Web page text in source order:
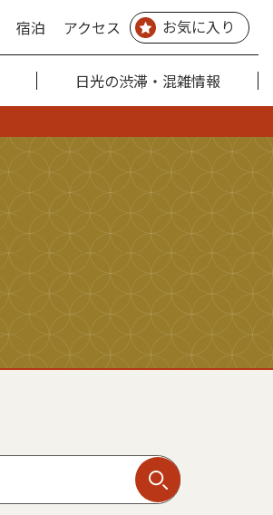
宿泊 アクセス お気に入り
日光の渋滞・混雑情報